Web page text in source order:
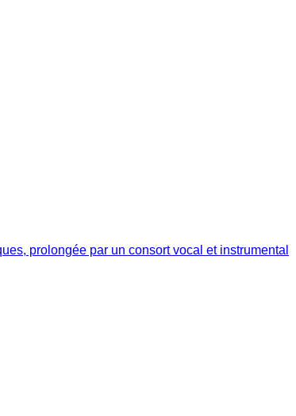
prolongée par un consort vocal et instrumental